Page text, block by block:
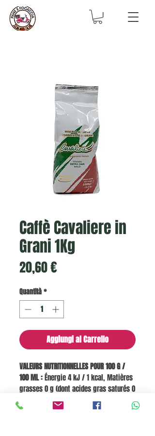
Caffè Cavaliere in
Grani 1Kg
20,60 €Prezzo
Quantità*
Aggiungi al Carrello
VALEURS NUTRITIONNELLES POUR 100 G /
100 ML :Énergie 4 kJ / 1 kcal, Matières
grasses 0 g (dont acides gras saturés 0
g), Glucides 0,3 g (dont sucres 0 g),
Fibres alimentaires 0 g, Protéines 0,2